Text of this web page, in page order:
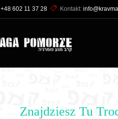
+48 602 11 37 28 Kontakt:
Znajdziesz Tu